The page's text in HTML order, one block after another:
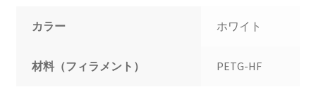
カラー ホワイト
材料（フィラメント） PETG-HF